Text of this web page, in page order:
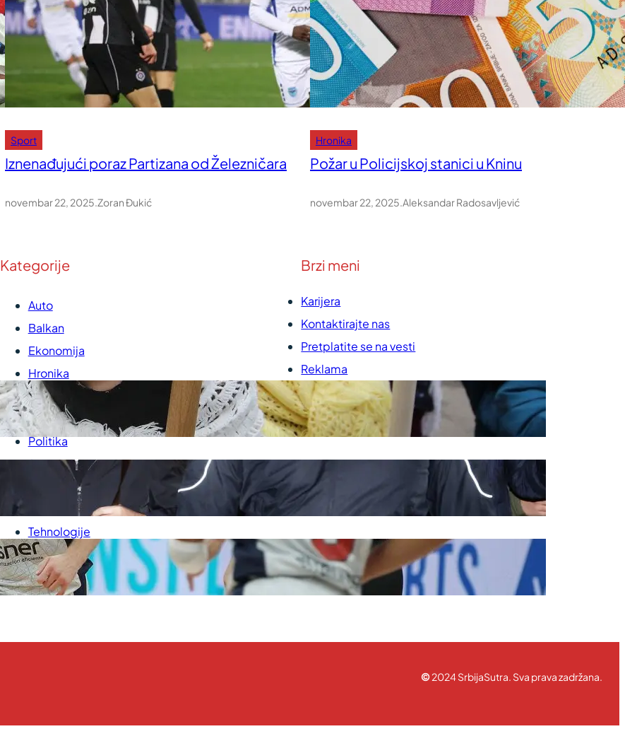
Sport
Iznenađujući poraz Partizana od Železničara
novembar 22, 2025 Zoran Đukić
Hronika
Požar u Policijskoj stanici u Kninu
novembar 22, 2025 Aleksandar Radosavljević
Kategorije
Auto
Balkan
Ekonomija
Hronika
Kultura
Medicina
Politika
Sport
Tehnologije
Brzi meni
Karijera
Kontaktirajte nas
Pretplatite se na vesti
Reklama
Urednička politika
Pravila korišćenja
©2024 SrbijaSutra. Sva prava zadržana.